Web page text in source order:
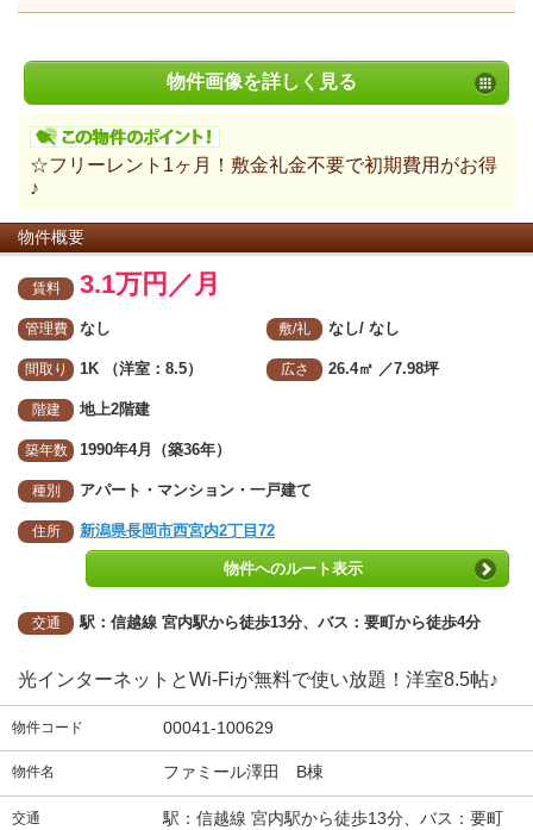
物件画像を詳しく見る
☆フリーレント1ヶ月！敷金礼金不要で初期費用がお得
♪
物件概要
賃料 3.1万円／月
管理費 なし 敷/礼 なし/ なし
間取り 1K （洋室：8.5） 広さ 26.4㎡ ／7.98坪
階建 地上2階建
築年数 1990年4月（築36年）
種別 アパート・マンション・一戸建て
住所 新潟県長岡市西宮内2丁目72
物件へのルート表示
交通 駅：信越線 宮内駅から徒歩13分、バス：要町から徒歩4分
光インターネットとWi-Fiが無料で使い放題！洋室8.5帖♪
物件コード 00041-100629
物件名 ファミール澤田 B棟
交通
駅：信越線 宮内駅から徒歩13分、バス：要町